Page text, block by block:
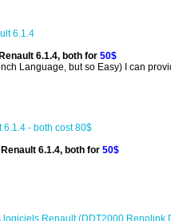
6.1.4
6.1.4, both for 50$
Language, but so Easy) I can
6.1.4 - both cost 80$
6.1.4, both for 50$
Renault